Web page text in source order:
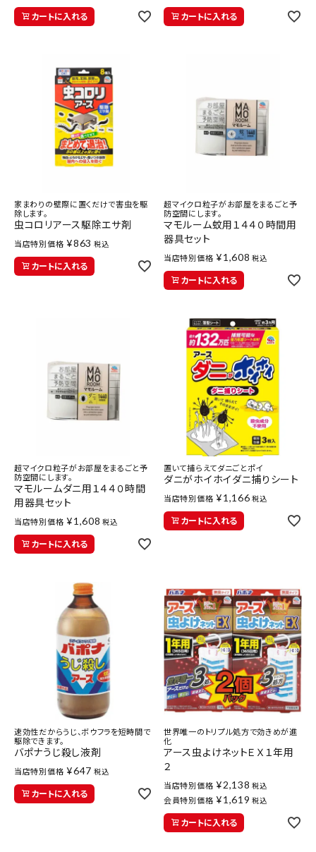
カートに入れる カートに入れる
家まわりの壁際に置くだけで害虫を駆
除します。
虫コロリアース駆除エサ剤
当店特別価格 ¥863 税込
カートに入れる
超マイクロ粒子がお部屋をまるごと予
防空間にします。
マモルーム蚊用１４４０時間用
器具セット
当店特別価格 ¥1,608 税込
カートに入れる
超マイクロ粒子がお部屋をまるごと予
防空間にします。
マモルームダニ用１４４０時間
用器具セット
当店特別価格 ¥1,608 税込
カートに入れる
置いて捕らえてダニごとポイ
ダニがホイホイダニ捕りシート
当店特別価格 ¥1,166 税込
カートに入れる
速効性だからうじ、ボウフラを短時間で
駆除できます。
バポナうじ殺し液剤
当店特別価格 ¥647 税込
カートに入れる
世界唯一のトリプル処方で効きめが進
化
アース虫よけネットＥＸ１年用
２
当店特別価格 ¥2,138 税込
会員特別価格 ¥1,619 税込
カートに入れる